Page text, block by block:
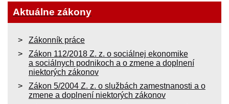
Aktuálne zákony
Zákonník práce
Zákon 112/2018 Z. z. o sociálnej ekonomike
a sociálnych podnikoch a o zmene a doplnení
niektorých zákonov
Zákon 5/2004 Z. z. o službách zamestnanosti a o
zmene a doplnení niektorých zákonov